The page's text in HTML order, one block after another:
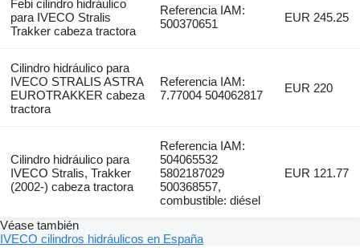
Febi cilindro hidráulico
para IVECO Stralis
Trakker cabeza tractora
Referencia IAM:
500370651
EUR 245.25
Cilindro hidráulico para
IVECO STRALIS ASTRA
EUROTRAKKER cabeza
tractora
Referencia IAM:
7.77004 504062817
EUR 220
Cilindro hidráulico para
IVECO Stralis, Trakker
(2002-) cabeza tractora
Referencia IAM:
504065532
5802187029
500368557,
combustible: diésel
EUR 121.77
Véase también
IVECO cilindros hidráulicos en España